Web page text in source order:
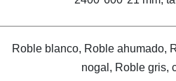
Roble blanco, Roble ahumado,
nogal, Roble gris,